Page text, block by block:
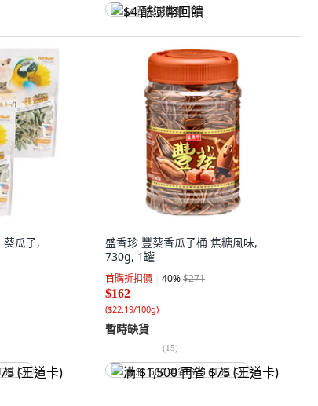
$4 酷澎幣回饋
葵瓜子,
道卡)
盛香珍 豐葵香瓜子桶 焦糖風味,
730g, 1罐
首購折扣價 40%$271
$162
($22.19/100g)
暫時缺貨
(15)
满 $1,500 再省 $75 (王道卡)